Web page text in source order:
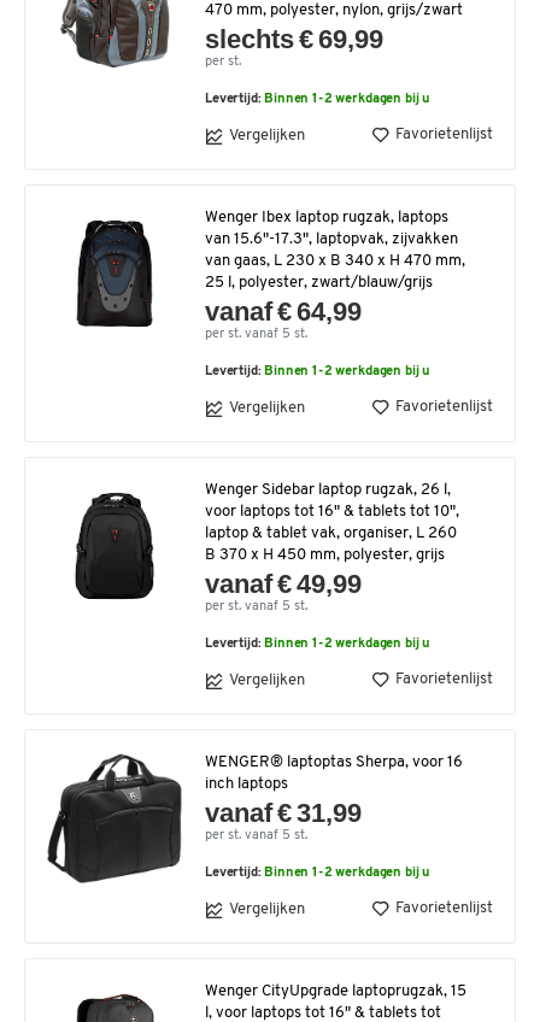
470 mm, polyester, nylon, grijs/zwart
slechts € 69,99
per st.
Levertijd: Binnen 1-2 werkdagen bij u
Vergelijken Favorietenlijst
Wenger Ibex laptop rugzak, laptops
van 15.6"-17.3", laptopvak, zijvakken
van gaas, L 230 x B 340 x H 470 mm,
25 l, polyester, zwart/blauw/grijs
vanaf € 64,99
per st. vanaf 5 st.
Levertijd: Binnen 1-2 werkdagen bij u
Vergelijken Favorietenlijst
Wenger Sidebar laptop rugzak, 26 l,
voor laptops tot 16" & tablets tot 10",
laptop & tablet vak, organiser, L 260
B 370 x H 450 mm, polyester, grijs
vanaf € 49,99
per st. vanaf 5 st.
Levertijd: Binnen 1-2 werkdagen bij u
Vergelijken Favorietenlijst
WENGER® laptoptas Sherpa, voor 16
inch laptops
vanaf € 31,99
per st. vanaf 5 st.
Levertijd: Binnen 1-2 werkdagen bij u
Vergelijken Favorietenlijst
Wenger CityUpgrade laptoprugzak, 15
l, voor laptops tot 16" & tablets tot